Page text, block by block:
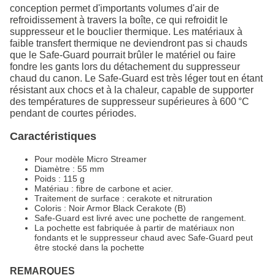
conception permet d'importants volumes d'air de
refroidissement à travers la boîte, ce qui refroidit le
suppresseur et le bouclier thermique. Les matériaux à
faible transfert thermique ne deviendront pas si chauds
que le Safe-Guard pourrait brûler le matériel ou faire
fondre les gants lors du détachement du suppresseur
chaud du canon. Le Safe-Guard est très léger tout en étant
résistant aux chocs et à la chaleur, capable de supporter
des températures de suppresseur supérieures à 600 °C
pendant de courtes périodes.
Caractéristiques
Pour modèle Micro Streamer
Diamètre : 55 mm
Poids : 115 g
Matériau : fibre de carbone et acier.
Traitement de surface : cerakote et nitruration
Coloris : Noir Armor Black Cerakote (B)
Safe-Guard est livré avec une pochette de rangement.
La pochette est fabriquée à partir de matériaux non
fondants et le suppresseur chaud avec Safe-Guard peut
être stocké dans la pochette
REMARQUES